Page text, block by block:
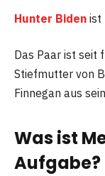
Hunter Biden ist
Das Paar ist seit
Stiefmutter von
Finnegan aus
Was ist
Aufgabe?